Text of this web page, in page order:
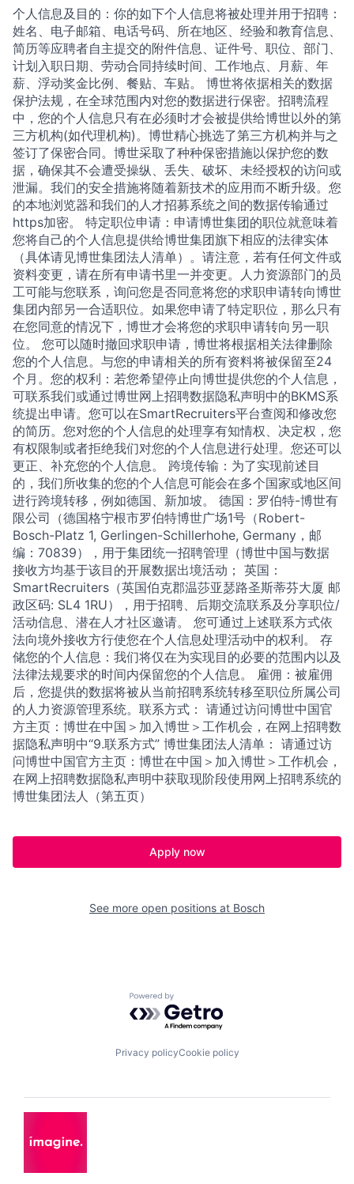
个人信息及目的：你的如下个人信息将被处理并用于招聘：
姓名、电子邮箱、电话号码、所在地区、经验和教育信息、
简历等应聘者自主提交的附件信息、证件号、职位、部门、
计划入职日期、劳动合同持续时间、工作地点、月薪、年
薪、浮动奖金比例、餐贴、车贴。 博世将依据相关的数据
保护法规，在全球范围内对您的数据进行保密。招聘流程
中，您的个人信息只有在必须时才会被提供给博世以外的第
三方机构(如代理机构)。博世精心挑选了第三方机构并与之
签订了保密合同。博世采取了种种保密措施以保护您的数
据，确保其不会遭受操纵、丢失、破坏、未经授权的访问或
泄漏。我们的安全措施将随着新技术的应用而不断升级。您
的本地浏览器和我们的人才招募系统之间的数据传输通过
https加密。 特定职位申请：申请博世集团的职位就意味着
您将自己的个人信息提供给博世集团旗下相应的法律实体
（具体请见博世集团法人清单）。请注意，若有任何文件或
资料变更，请在所有申请书里一并变更。人力资源部门的员
工可能与您联系，询问您是否同意将您的求职申请转向博世
集团内部另一合适职位。如果您申请了特定职位，那么只有
在您同意的情况下，博世才会将您的求职申请转向另一职
位。 您可以随时撤回求职申请，博世将根据相关法律删除
您的个人信息。与您的申请相关的所有资料将被保留至24
个月。您的权利：若您希望停止向博世提供您的个人信息，
可联系我们或通过博世网上招聘数据隐私声明中的BKMS系
统提出申请。您可以在SmartRecruiters平台查阅和修改您
的简历。您对您的个人信息的处理享有知情权、决定权，您
有权限制或者拒绝我们对您的个人信息进行处理。您还可以
更正、补充您的个人信息。 跨境传输：为了实现前述目
的，我们所收集的您的个人信息可能会在多个国家或地区间
进行跨境转移，例如德国、新加坡。 德国：罗伯特-博世有
限公司（德国格宁根市罗伯特博世广场1号（Robert-
Bosch-Platz 1, Gerlingen-Schillerhohe, Germany，邮
编：70839），用于集团统一招聘管理（博世中国与数据
接收方均基于该目的开展数据出境活动； 英国：
SmartRecruiters（英国伯克郡温莎亚瑟路圣斯蒂芬大厦 邮
政区码: SL4 1RU），用于招聘、后期交流联系及分享职位/
活动信息、潜在人才社区邀请。 您可通过上述联系方式依
法向境外接收方行使您在个人信息处理活动中的权利。 存
储您的个人信息：我们将仅在为实现目的必要的范围内以及
法律法规要求的时间内保留您的个人信息。 雇佣：被雇佣
后，您提供的数据将被从当前招聘系统转移至职位所属公司
的人力资源管理系统。联系方式： 请通过访问博世中国官
方主页：博世在中国＞加入博世＞工作机会，在网上招聘数
据隐私声明中“9.联系方式” 博世集团法人清单： 请通过访
问博世中国官方主页：博世在中国＞加入博世＞工作机会，
在网上招聘数据隐私声明中获取现阶段使用网上招聘系统的
博世集团法人（第五页）
Apply now
See more open positions at Bosch
Powered by Getro.com
Privacy policyCookie policy